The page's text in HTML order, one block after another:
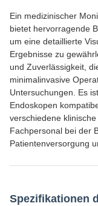
Ein medizinischer
bietet hervorragende
um eine detaillierte
Ergebnisse zu
und Zuverlässigkeit,
minimalinvasive
Untersuchungen. Es
Endoskopen
verschiedene
Fachpersonal bei der
Patientenversorgung
Spezifikationen